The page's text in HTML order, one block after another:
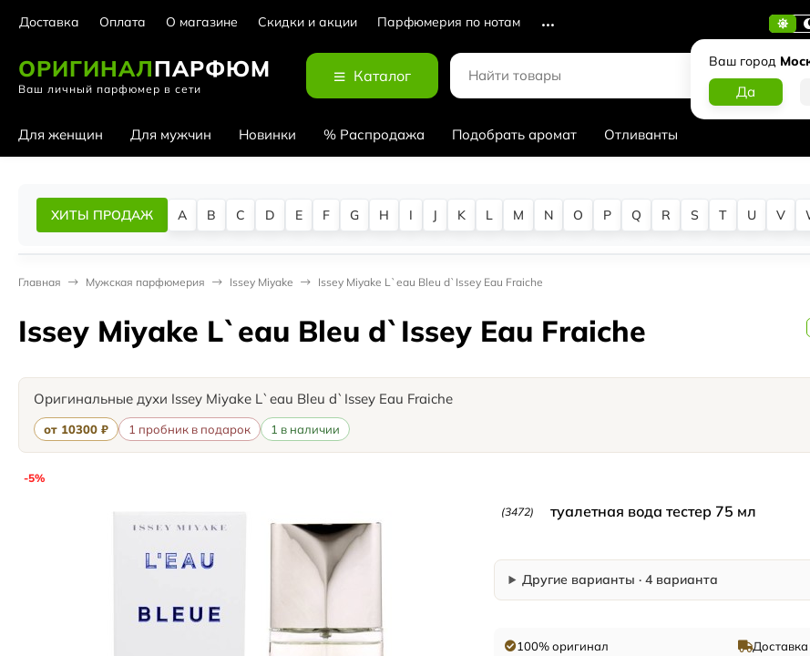
Доставка Оплата О магазине Скидки и акции Парфюмерия по нотам
Ваш город
ОРИГИНАЛПАРФЮМ
Ваш личный парфюмер в сети
Каталог
Для женщин Для мужчин Новинки % Распродажа Подобрать аромат Отливанты
ХИТЫ ПРОДАЖ A B C D E F G H I J K L M N O P Q R S T U V
Главная Мужская парфюмерия Issey Miyake Issey Miyake L`eau Bleu d`Issey Eau Fraiche
Issey Miyake L`eau Bleu d`Issey Eau Fraiche
Оригинальные духи Issey Miyake L`eau Bleu d`Issey Eau Fraiche
от 10300 ₽ 1 пробник в подарок 1 в наличии
-5%
(3472) туалетная вода тестер 75 мл
Другие варианты · 4 варианта
100% оригинал